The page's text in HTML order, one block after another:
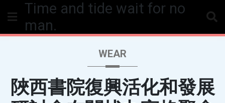
Time and tide wait for no
man.
WEAR
陜西書院復興活化和發展